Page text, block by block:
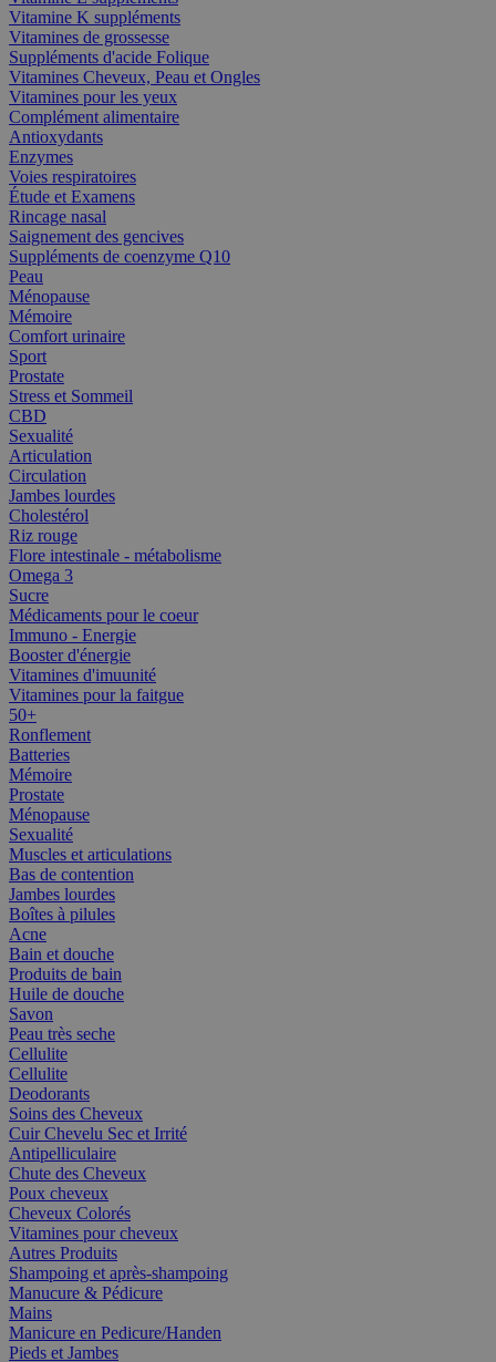
Vitamine K suppléments
Vitamines de grossesse
Suppléments d'acide Folique
Vitamines Cheveux, Peau et Ongles
Vitamines pour les yeux
Complément alimentaire
Antioxydants
Enzymes
Voies respiratoires
Étude et Examens
Rincage nasal
Saignement des gencives
Suppléments de coenzyme Q10
Peau
Ménopause
Mémoire
Comfort urinaire
Sport
Prostate
Stress et Sommeil
CBD
Sexualité
Articulation
Circulation
Jambes lourdes
Cholestérol
Riz rouge
Flore intestinale - métabolisme
Omega 3
Sucre
Médicaments pour le coeur
Immuno - Energie
Booster d'énergie
Vitamines d'imuunité
Vitamines pour la faitgue
50+
Ronflement
Batteries
Mémoire
Prostate
Ménopause
Sexualité
Muscles et articulations
Bas de contention
Jambes lourdes
Boîtes à pilules
Acne
Bain et douche
Produits de bain
Huile de douche
Savon
Peau très seche
Cellulite
Cellulite
Deodorants
Soins des Cheveux
Cuir Chevelu Sec et Irrité
Antipelliculaire
Chute des Cheveux
Poux cheveux
Cheveux Colorés
Vitamines pour cheveux
Autres Produits
Shampoing et après-shampoing
Manucure & Pédicure
Mains
Manicure en Pedicure/Handen
Pieds et Jambes